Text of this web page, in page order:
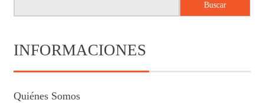
Buscar
INFORMACIONES
Quiénes Somos